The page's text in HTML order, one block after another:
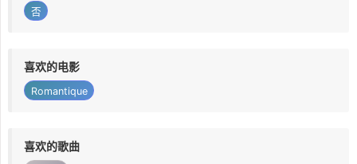
否
喜欢的电影
Romantique
喜欢的歌曲